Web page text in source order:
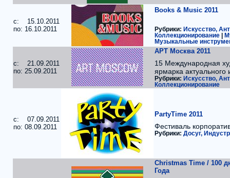
c: 15.10.2011
по: 16.10.2011
Books & Music 2011
Рубрики: Искусство,
Коллекционирование|
Музыкальные
c: 21.09.2011
по: 25.09.2011
АРТ Москва 2011
15 Международная
ярмарка актуального
Рубрики: Искусство,
Коллекционирование
c: 07.09.2011
по: 08.09.2011
PartyTime 2011
Фестиваль
Рубрики: Досуг,
Christmas Time / 100
Года